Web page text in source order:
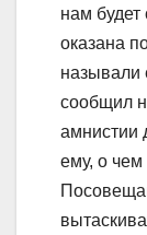
нам
оказана
называли
сообщил
амнистии
ему, о чем